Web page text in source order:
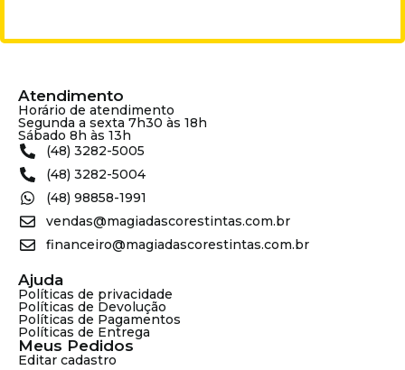
Atendimento
Horário de atendimento
Segunda a sexta 7h30 às 18h
Sábado 8h às 13h
(48) 3282-5005
(48) 3282-5004
(48) 98858-1991
vendas@magiadascorestintas.com.br
financeiro@magiadascorestintas.com.br
Ajuda
Políticas de privacidade
Políticas de Devolução
Políticas de Pagamentos
Políticas de Entrega
Meus Pedidos
Editar cadastro